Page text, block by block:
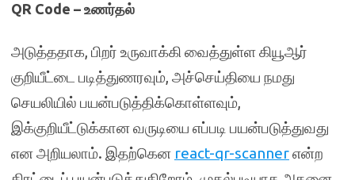
QR Code – உணர்தல்
அடுத்ததாக, பிறர் உருவாக்கி வைத்துள்ள கியூஆர்
குறியீட்டை படித்துணரவும், அச்செய்தியை நமது
செயலியில் பயன்படுத்திக்கொள்ளவும்,
இக்குறியீட்டுக்கான வருடியை எப்படி பயன்படுத்துவது
என அறியலாம். இதற்கென react-qr-scannerஎன்ற